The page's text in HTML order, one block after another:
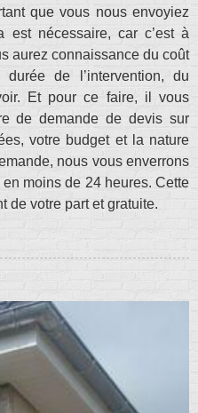
que vous nous envoyiez
est nécessaire, car c’est à
aurez connaissance du coût
de l’intervention, du
Et pour ce faire, il vous
de demande de devis sur
votre budget et la nature
nous vous enverrons
moins de 24 heures. Cette
de votre part et gratuite.